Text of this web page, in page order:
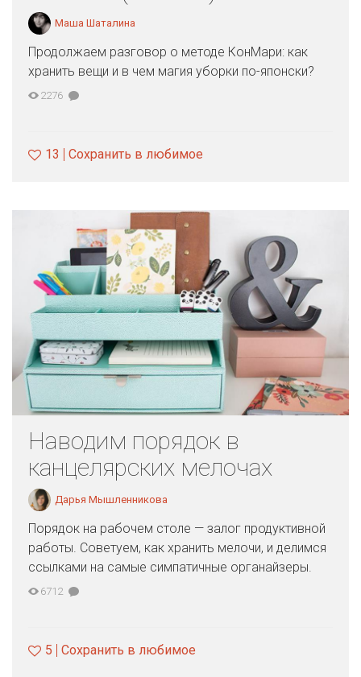
Маша Шаталина
Продолжаем разговор о методе КонМари: как
хранить вещи и в чем магия уборки по-японски?
2276
13 Сохранить в любимое
Наводим порядок в
канцелярских мелочах
Дарья Мышленникова
Порядок на рабочем столе — залог продуктивной
работы. Советуем, как хранить мелочи, и делимся
ссылками на самые симпатичные органайзеры.
6712
5 Сохранить в любимое